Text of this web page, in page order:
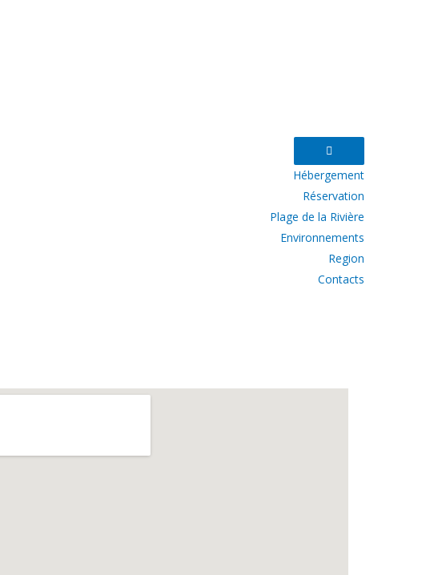
Hébergement
Réservation
Plage de la Rivière
Environnements
Region
Contacts